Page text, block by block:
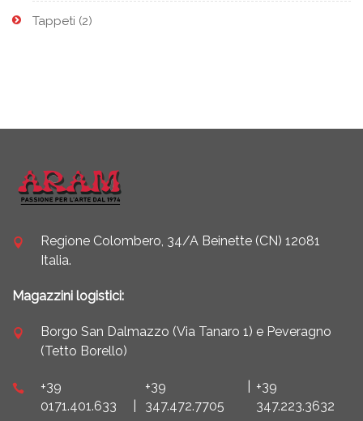
Tappeti (2)
Regione Colombero, 34/A Beinette (CN) 12081
Italia.
Magazzini logistici:
Borgo San Dalmazzo (Via Tanaro 1) e Peveragno
(Tetto Borello)
+39
0171.401.633
+39
347.472.7705
+39
347.223.3632